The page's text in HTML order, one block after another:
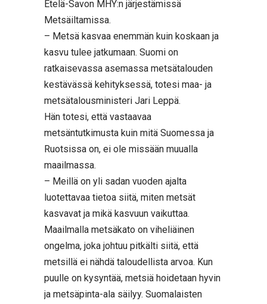
Etelä-Savon MHY:n järjestämissä
Metsäiltamissa.
– Metsä kasvaa enemmän kuin koskaan ja
kasvu tulee jatkumaan. Suomi on
ratkaisevassa asemassa metsätalouden
kestävässä kehityksessä, totesi maa- ja
metsätalousministeri Jari Leppä.
Hän totesi, että vastaavaa
metsäntutkimusta kuin mitä Suomessa ja
Ruotsissa on, ei ole missään muualla
maailmassa.
– Meillä on yli sadan vuoden ajalta
luotettavaa tietoa siitä, miten metsät
kasvavat ja mikä kasvuun vaikuttaa.
Maailmalla metsäkato on viheliäinen
ongelma, joka johtuu pitkälti siitä, että
metsillä ei nähdä taloudellista arvoa. Kun
puulle on kysyntää, metsiä hoidetaan hyvin
ja metsäpinta-ala säilyy. Suomalaisten